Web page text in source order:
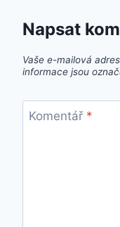
Napsat
Vaše e-mailová
informace jsou
Komentář *